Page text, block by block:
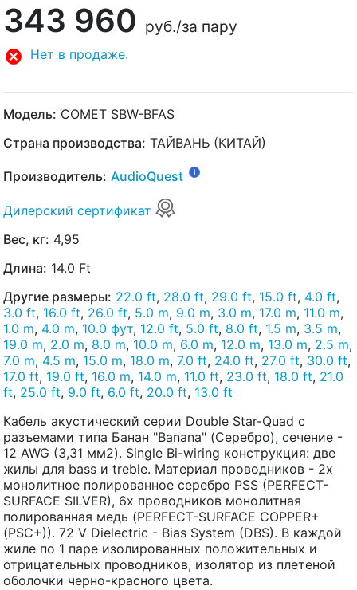
343 960 руб./за пару
Нет в продаже.
Модель: COMET SBW-BFAS
Страна производства: ТАЙВАНЬ (КИТАЙ)
Производитель: AudioQuest
Дилерский сертификат
Вес, кг: 4,95
Длина: 14.0 Ft
Другие размеры: 22.0 ft, 28.0 ft, 29.0 ft, 15.0 ft, 4.0 ft,
3.0 ft, 16.0 ft, 26.0 ft, 5.0 m, 9.0 m, 3.0 m, 17.0 m, 11.0 m,
1.0 m, 4.0 m, 10.0 фут, 12.0 ft, 5.0 ft, 8.0 ft, 1.5 m, 3.5 m,
19.0 m, 2.0 m, 8.0 m, 10.0 m, 6.0 m, 12.0 m, 13.0 m, 2.5 m,
7.0 m, 4.5 m, 15.0 m, 18.0 m, 7.0 ft, 24.0 ft, 27.0 ft, 30.0 ft,
17.0 ft, 19.0 ft, 16.0 m, 14.0 m, 11.0 ft, 23.0 ft, 18.0 ft, 21.0
ft, 25.0 ft, 9.0 ft, 6.0 ft, 20.0 ft, 13.0 ft
Кабель акустический серии Double Star-Quad с
разъемами типа Банан "Banana" (Серебро), сечение -
12 AWG (3,31 мм2). Single Bi-wiring конструкция: две
жилы для bass и treble. Материал проводников - 2х
монолитное полированное серебро PSS (PERFECT-
SURFACE SILVER), 6х проводников монолитная
полированная медь (PERFECT-SURFACE COPPER+
(PSC+)). 72 V Dielectric - Bias System (DBS). В каждой
жиле по 1 паре изолированных положительных и
отрицательных проводников, изолятор из плетеной
оболочки черно-красного цвета.